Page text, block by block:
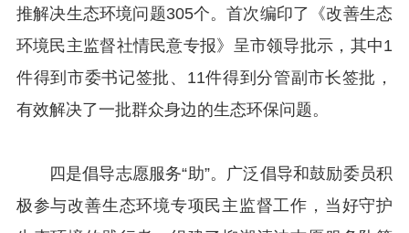
推解决生态环境问题305个。首次编印了《改善生态
环境民主监督社情民意专报》呈市领导批示，其中1
件得到市委书记签批、11件得到分管副市长签批，
有效解决了一批群众身边的生态环保问题。
四是倡导志愿服务“助”。广泛倡导和鼓励委员积
极参与改善生态环境专项民主监督工作，当好守护